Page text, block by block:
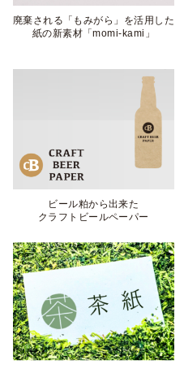
廃棄される「もみがら」を活用した
紙の新素材「momi-kami」
ビール粕から出来た
クラフトビールペーパー